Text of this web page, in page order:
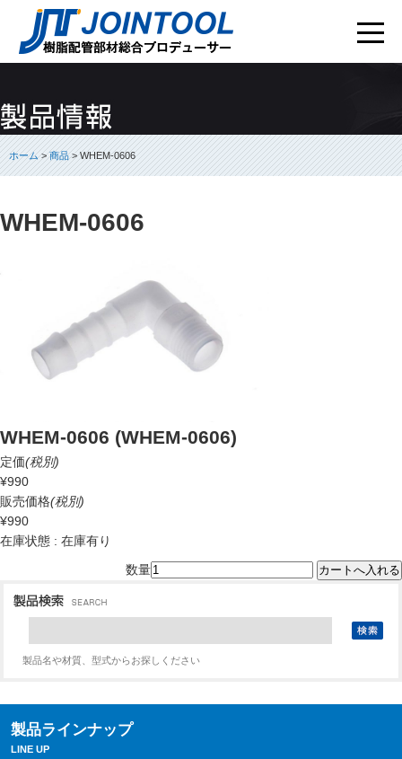
ホーム>商品> WHEM-0606
WHEM-0606
WHEM-0606 (WHEM-0606)
定価(税別)
¥990
販売価格(税別)
¥990
在庫状態 : 在庫有り
数量
製品名や材質、型式からお探しください
製品ラインナップ
LINE UP